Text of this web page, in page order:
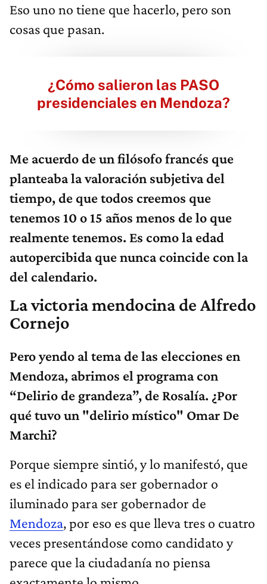
Eso uno no tiene que hacerlo, pero son
cosas que pasan.
¿Cómo salieron las PASO
presidenciales en Mendoza?
Me acuerdo de un filósofo francés que
planteaba la valoración subjetiva del
tiempo, de que todos creemos que
tenemos 10 o 15 años menos de lo que
realmente tenemos. Es como la edad
autopercibida que nunca coincide con la
del calendario.
La victoria mendocina de Alfredo
Cornejo
Pero yendo al tema de las elecciones en
Mendoza, abrimos el programa con
“Delirio de grandeza”, de Rosalía. ¿Por
qué tuvo un "delirio místico" Omar De
Marchi?
Porque siempre sintió, y lo manifestó, que
es el indicado para ser gobernador o
iluminado para ser gobernador de
Mendoza, por eso es que lleva tres o cuatro
veces presentándose como candidato y
parece que la ciudadanía no piensa